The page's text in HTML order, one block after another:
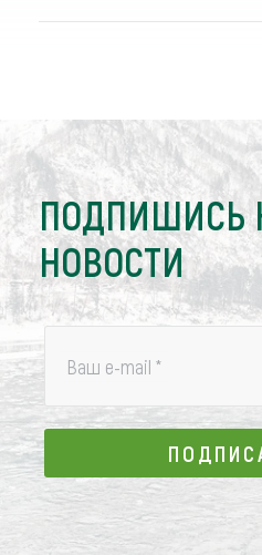
ПОДПИШИСЬ
НОВОСТИ
Ваш e-mail *